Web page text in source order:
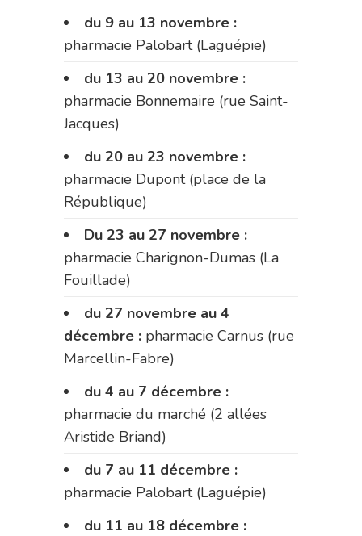
du 9 au 13 novembre :
pharmacie Palobart (Laguépie)
du 13 au 20 novembre :
pharmacie Bonnemaire (rue Saint-
Jacques)
du 20 au 23 novembre :
pharmacie Dupont (place de la
République)
Du 23 au 27 novembre :
pharmacie Charignon-Dumas (La
Fouillade)
du 27 novembre au 4
décembre : pharmacie Carnus (rue
Marcellin-Fabre)
du 4 au 7 décembre :
pharmacie du marché (2 allées
Aristide Briand)
du 7 au 11 décembre :
pharmacie Palobart (Laguépie)
du 11 au 18 décembre :